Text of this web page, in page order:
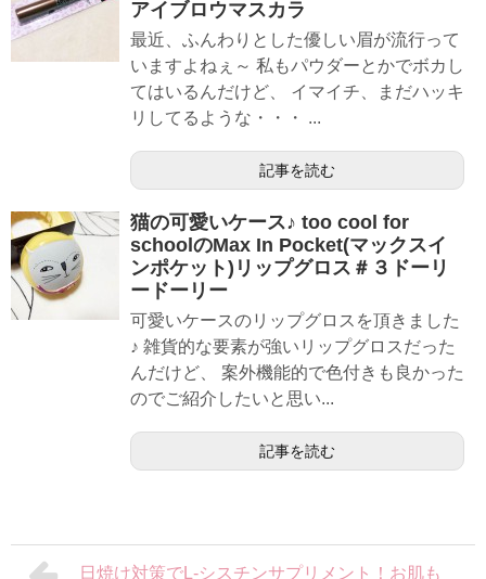
アイブロウマスカラ
最近、ふんわりとした優しい眉が流行って
いますよねぇ～ 私もパウダーとかでボカし
てはいるんだけど、 イマイチ、まだハッキ
リしてるような・・・ ...
記事を読む
猫の可愛いケース♪ too cool for
schoolのMax In Pocket(マックスイ
ンポケット)リップグロス＃３ドーリ
ードーリー
可愛いケースのリップグロスを頂きました
♪ 雑貨的な要素が強いリップグロスだった
んだけど、 案外機能的で色付きも良かった
のでご紹介したいと思い...
記事を読む
日焼け対策でL-シスチンサプリメント！お肌も